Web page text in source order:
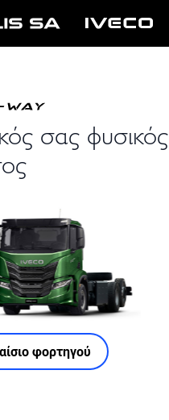
σας φυσικός
φορτηγού